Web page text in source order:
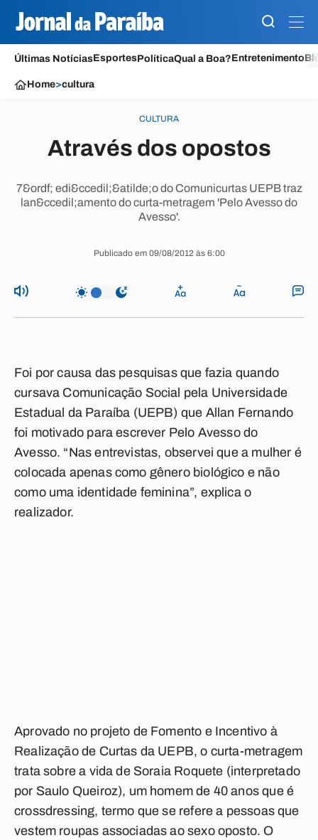
Últimas NotíciasEsportesPolíticaQual a Boa?Entretenimento
Home>cultura
CULTURA
Através dos opostos
7&ordf; edi&ccedil;&atilde;o do Comunicurtas UEPB traz
lan&ccedil;amento do curta-metragem 'Pelo Avesso do
Avesso'.
Publicado em 09/08/2012 às 6:00
Foi por causa das pesquisas que fazia quando
cursava Comunicação Social pela Universidade
Estadual da Paraíba (UEPB) que Allan Fernando
foi motivado para escrever Pelo Avesso do
Avesso. “Nas entrevistas, observei que a mulher é
colocada apenas como gênero biológico e não
como uma identidade feminina”, explica o
realizador.
Aprovado no projeto de Fomento e Incentivo à
Realização de Curtas da UEPB, o curta-metragem
trata sobre a vida de Soraia Roquete (interpretado
por Saulo Queiroz), um homem de 40 anos que é
crossdressing, termo que se refere a pessoas que
vestem roupas associadas ao sexo oposto. O